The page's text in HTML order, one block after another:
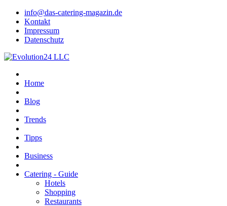
info@das-catering-magazin.de
Kontakt
Impressum
Datenschutz
Home
Blog
Trends
Tipps
Business
Catering - Guide
Hotels
Shopping
Restaurants